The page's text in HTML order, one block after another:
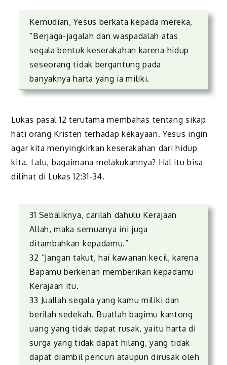
Kemudian, Yesus berkata kepada mereka,
“Berjaga-jagalah dan waspadalah atas
segala bentuk keserakahan karena hidup
seseorang tidak bergantung pada
banyaknya harta yang ia miliki.
Lukas pasal 12 terutama membahas tentang sikap
hati orang Kristen terhadap kekayaan. Yesus ingin
agar kita menyingkirkan keserakahan dari hidup
kita. Lalu, bagaimana melakukannya? Hal itu bisa
dilihat di Lukas 12:31-34.
31 Sebaliknya, carilah dahulu Kerajaan
Allah, maka semuanya ini juga
ditambahkan kepadamu.”
32 “Jangan takut, hai kawanan kecil, karena
Bapamu berkenan memberikan kepadamu
Kerajaan itu.
33 Juallah segala yang kamu miliki dan
berilah sedekah. Buatlah bagimu kantong
uang yang tidak dapat rusak, yaitu harta di
surga yang tidak dapat hilang, yang tidak
dapat diambil pencuri ataupun dirusak oleh